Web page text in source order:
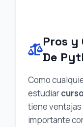
Pros y
De
Como
estudiar
tiene
importante